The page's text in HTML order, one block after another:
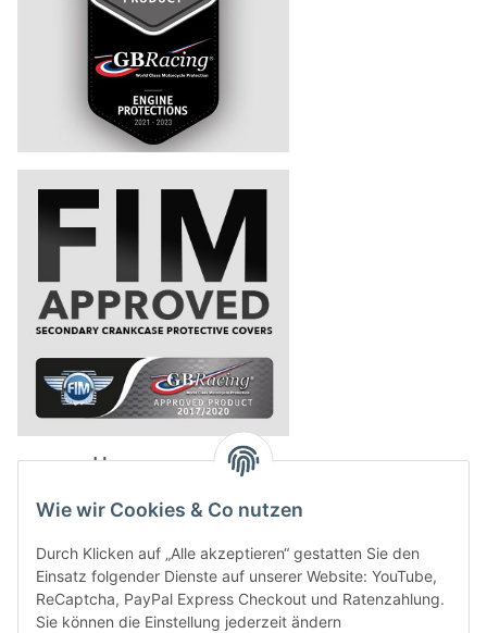
Wie wir Cookies & Co nutzen
Durch Klicken auf „Alle akzeptieren“ gestatten Sie den
Einsatz folgender Dienste auf unserer Website: YouTube,
ReCaptcha, PayPal Express Checkout und Ratenzahlung.
Sie können die Einstellung jederzeit ändern
powered by